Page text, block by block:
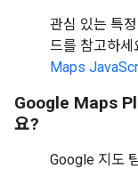
관심 있는 특
드를 참고하세
Maps
Google Maps
요?
Google 지도